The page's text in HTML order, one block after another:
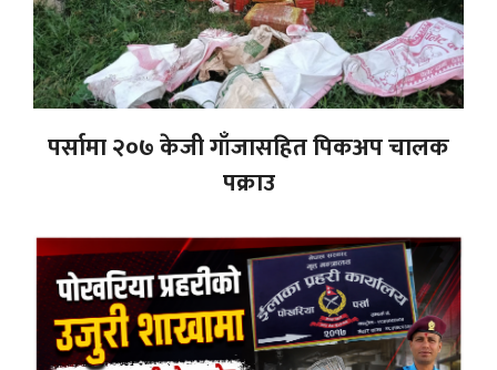
पर्सामा २०७ केजी गाँजासहित पिकअप चालक
पक्राउ